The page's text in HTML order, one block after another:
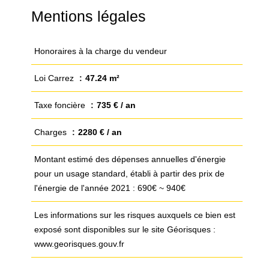
Mentions légales
Honoraires à la charge du vendeur
Loi Carrez 47.24 m²
Taxe foncière 735 € / an
Charges 2280 € / an
Montant estimé des dépenses annuelles d'énergie
pour un usage standard, établi à partir des prix de
l'énergie de l'année 2021 : 690€ ~ 940€
Les informations sur les risques auxquels ce bien est
exposé sont disponibles sur le site Géorisques :
www.georisques.gouv.fr